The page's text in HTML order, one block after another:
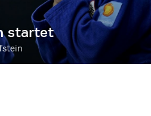
startet